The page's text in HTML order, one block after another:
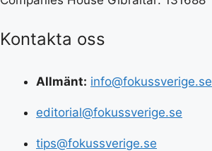
Kontakta oss
Allmänt: info@fokussverige.se
editorial@fokussverige.se
tips@fokussverige.se